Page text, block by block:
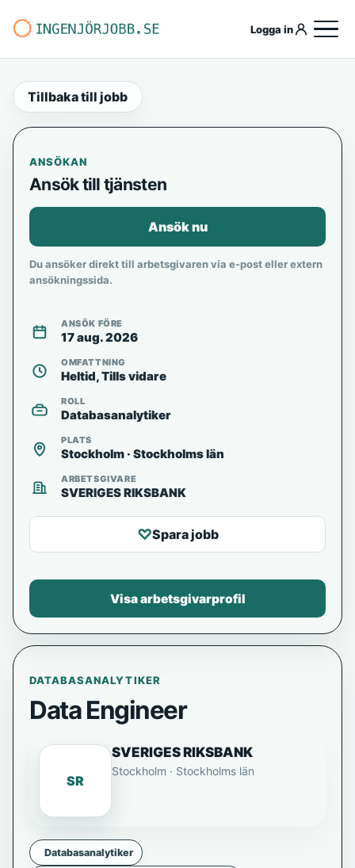
Logga in
Tillbaka till jobb
DATABASANALYTIKER
Data Engineer
SR
SVERIGES RIKSBANK
Stockholm · Stockholms län
Databasanalytiker
ANSÖKAN
Ansök till tjänsten
Ansök nu
Du ansöker direkt till arbetsgivaren via e-post eller extern
ansökningssida.
ANSÖK FÖRE
17 aug. 2026
OMFATTNING
Heltid, Tills vidare
ROLL
Databasanalytiker
PLATS
Stockholm · Stockholms län
ARBETSGIVARE
SVERIGES RIKSBANK
♡Spara jobb
Visa arbetsgivarprofil